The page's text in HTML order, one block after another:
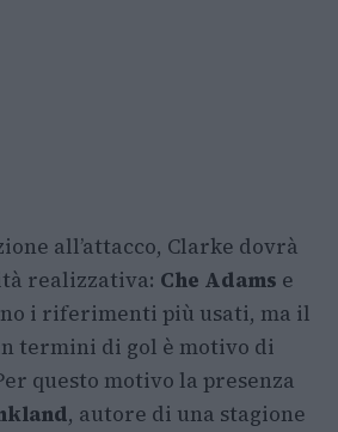
all’attacco, Clarke dovrà
realizzativa: Che Adams e
i riferimenti più usati, ma il
termini di gol è motivo di
questo motivo la presenza
, autore di una stagione